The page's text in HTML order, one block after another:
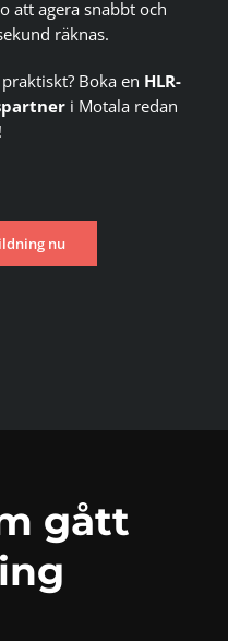
att agera snabbt och
räknas.
Boka en HLR-
i Motala redan
nu
gått